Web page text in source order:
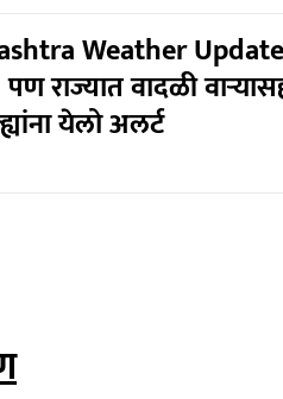
Weather Update
राज्यात वादळी
येलो अलर्ट